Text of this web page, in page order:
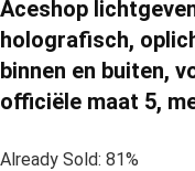
Aceshop
holografisch,
binnen en buiten,
officiële maat 5,
Already Sold: 81%